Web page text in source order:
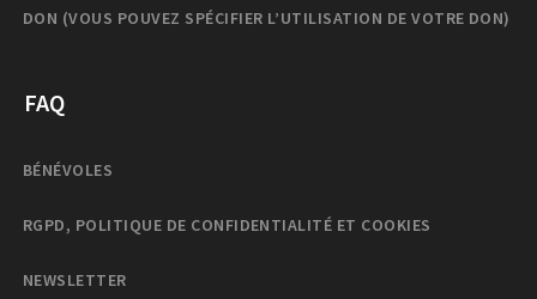
DON (VOUS POUVEZ SPÉCIFIER L’UTILISATION DE VOTRE DON)
FAQ
BÉNÉVOLES
RGPD, POLITIQUE DE CONFIDENTIALITÉ ET COOKIES
NEWSLETTER